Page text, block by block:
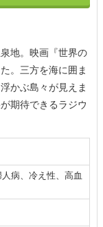
地。映画『世界の
。三方を海に囲ま
かぶ島々が見えま
期待できるラジウ
病、冷え性、高血